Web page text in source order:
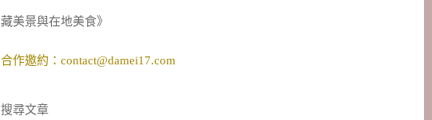
藏美景與在地美食》
合作邀約： contact@damei17.com
搜尋文章